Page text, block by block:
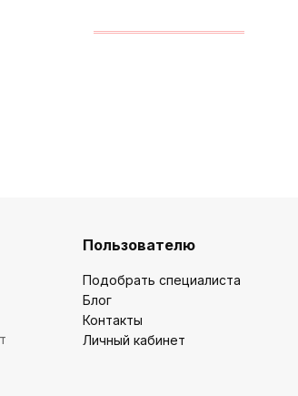
Пользователю
Подобрать специалиста
Блог
Контакты
Личный кабинет